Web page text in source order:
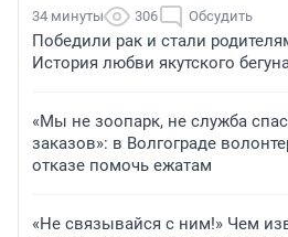
34 минуты 306 Обсудить
Победили рак и стали
История любви якутского
«Мы не зоопарк, не служба
заказов»: в Волгограде
отказе помочь ежатам
«Не связывайся с ним!» Чем